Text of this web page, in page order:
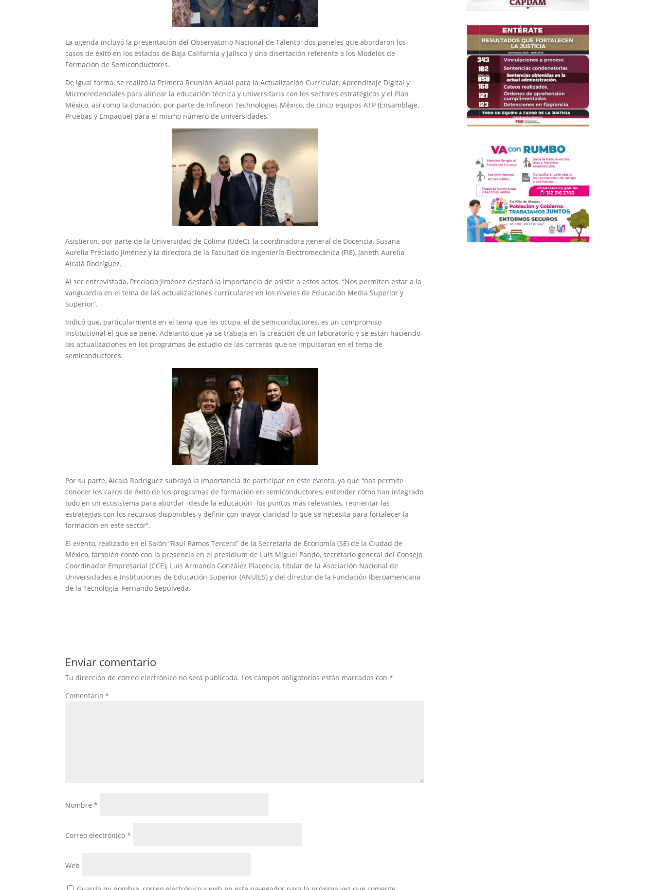
La agenda incluyó la presentación del Observatorio Nacional de Talento; dos paneles que abordaron los
casos de éxito en los estados de Baja California y Jalisco y una disertación referente a los Modelos de
Formación de Semiconductores.
De igual forma, se realizó la Primera Reunión Anual para la Actualización Curricular, Aprendizaje Digital y
Microcredenciales para alinear la educación técnica y universitaria con los sectores estratégicos y el Plan
México, así como la donación, por parte de Infineon Technologies México, de cinco equipos ATP (Ensamblaje,
Pruebas y Empaque) para el mismo número de universidades.
Asistieron, por parte de la Universidad de Colima (UdeC), la coordinadora general de Docencia, Susana
Aurelia Preciado Jiménez y la directora de la Facultad de Ingeniería Electromecánica (FIE), Janeth Aurelia
Alcalá Rodríguez.
Al ser entrevistada, Preciado Jiménez destacó la importancia de asistir a estos actos. “Nos permiten estar a la
vanguardia en el tema de las actualizaciones curriculares en los niveles de Educación Media Superior y
Superior”.
Indicó que, particularmente en el tema que les ocupa, el de semiconductores, es un compromiso
institucional el que se tiene. Adelantó que ya se trabaja en la creación de un laboratorio y se están haciendo
las actualizaciones en los programas de estudio de las carreras que se impulsarán en el tema de
semiconductores.
Por su parte, Alcalá Rodríguez subrayó la importancia de participar en este evento, ya que “nos permite
conocer los casos de éxito de los programas de formación en semiconductores, entender cómo han integrado
todo en un ecosistema para abordar -desde la educación- los puntos más relevantes, reorientar las
estrategias con los recursos disponibles y definir con mayor claridad lo que se necesita para fortalecer la
formación en este sector”.
El evento, realizado en el Salón “Raúl Ramos Tercero” de la Secretaría de Economía (SE) de la Ciudad de
México, también contó con la presencia en el presídium de Luis Miguel Pando, secretario general del Consejo
Coordinador Empresarial (CCE); Luis Armando González Placencia, titular de la Asociación Nacional de
Universidades e Instituciones de Educación Superior (ANUIES) y del director de la Fundación Iberoamericana
de la Tecnología, Fernando Sepúlveda.
Enviar comentario
Tu dirección de correo electrónico no será publicada. Los campos obligatorios están marcados con*
Comentario*
Nombre*
Correo electrónico*
Web